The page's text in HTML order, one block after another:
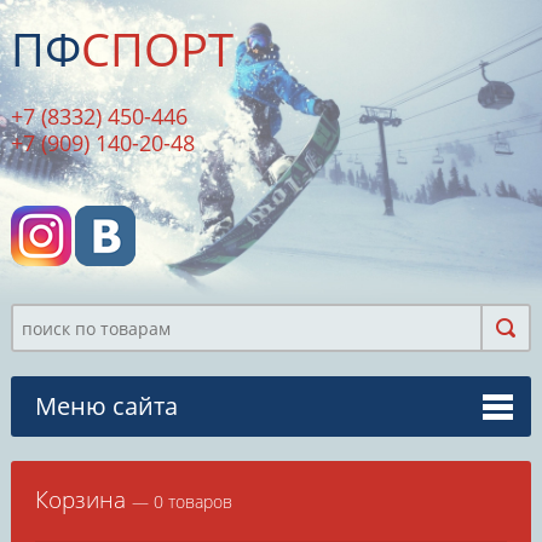
ПФСПОРТ
+7 (8332) 450-446
+7 (909) 140-20-48
Меню сайта
Корзина — 0 товаров